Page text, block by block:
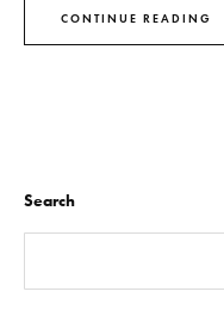
CONTINUE READING
Search